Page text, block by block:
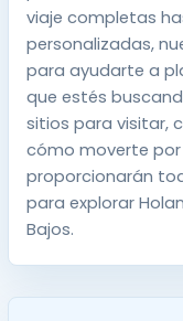
viaje completas
personalizadas,
para ayudarte a
que estés
sitios para visitar,
cómo moverte por
proporcionarán
para explorar
Bajos.